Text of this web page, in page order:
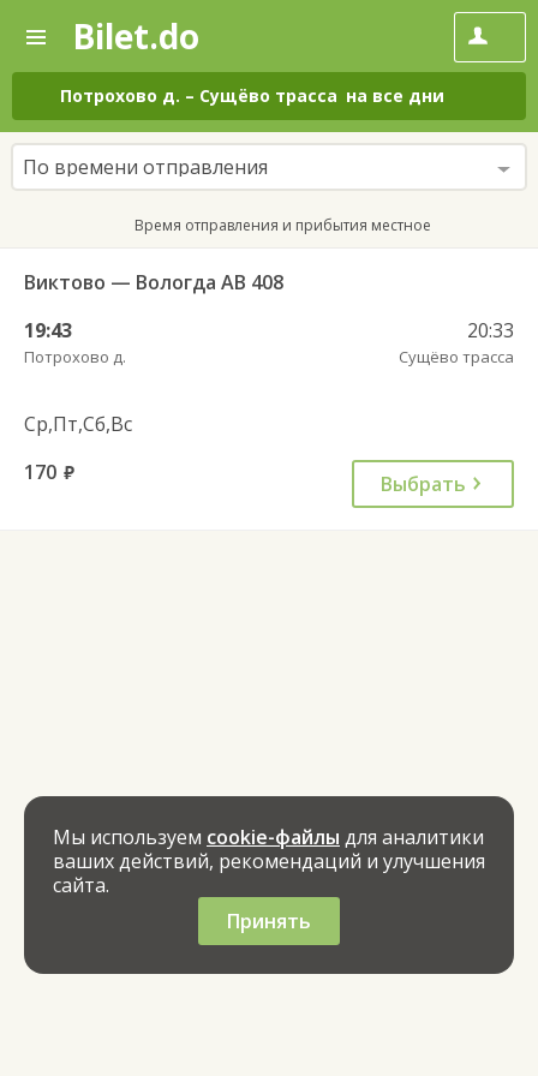
—
Поиск
и
покупка
билетов
на
автобус
онлайн
Bilet.do
Потрохово д. – Сущёво трасса на все дни
По времени отправления
Время отправления и прибытия местное
Виктово — Вологда АВ 408
19:43
Потрохово д.
20:33
Сущёво трасса
Ср,Пт,Сб,Вс
170 руб. Выбрать
Мы используем cookie-файлы для аналитики
ваших действий, рекомендаций и улучшения
сайта.
Принять